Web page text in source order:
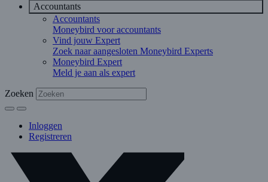
Accountants
Accountants
Moneybird voor accountants
Vind jouw Expert
Zoek naar aangesloten Moneybird Experts
Moneybird Expert
Meld je aan als expert
Zoeken
Inloggen
Registreren